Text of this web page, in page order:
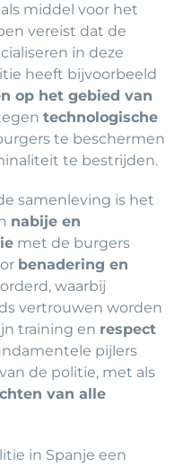
als middel voor het
vereist dat de
in deze
heeft bijvoorbeeld
op het gebied van
technologische
te beschermen
te bestrijden.
samenleving is het
nabije en
met de burgers
benadering en
waarbij
vertrouwen worden
training en respect
pijlers
de politie, met als
van alle
in Spanje een